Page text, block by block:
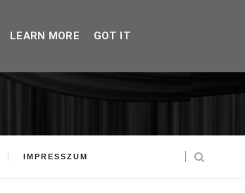
IMPRESSZUM
LEARN MORE GOT IT